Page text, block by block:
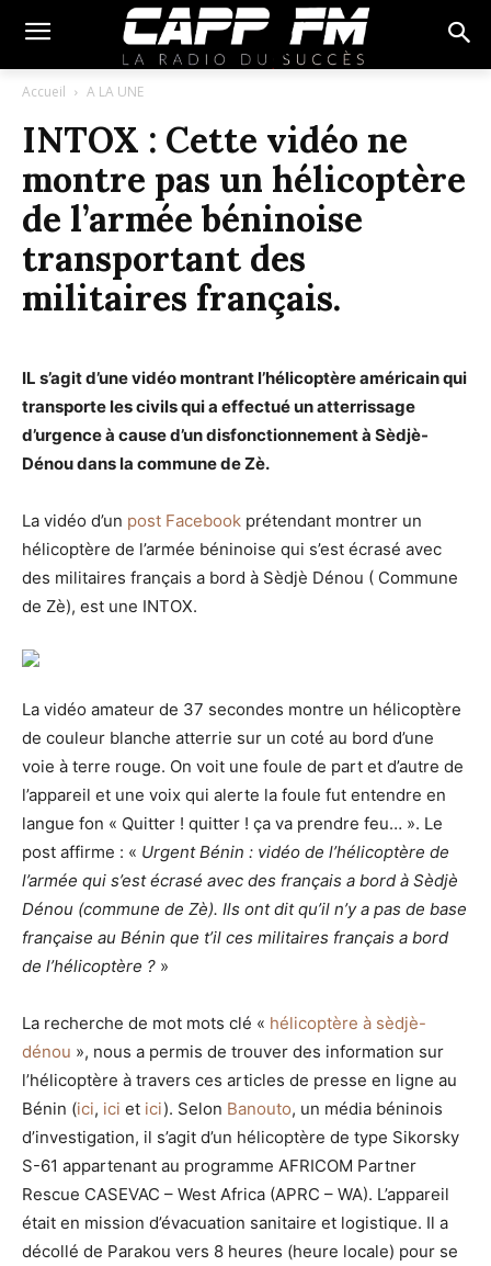
Accueil A LA UNE
INTOX : Cette vidéo ne
montre pas un hélicoptère
de l’armée béninoise
transportant des
militaires français.
IL s’agit d’une vidéo montrant l’hélicoptère américain qui
transporte les civils qui a effectué un atterrissage
d’urgence à cause d’un disfonctionnement à Sèdjè-
Dénou dans la commune de Zè.
La vidéo d’un post Facebook prétendant montrer un
hélicoptère de l’armée béninoise qui s’est écrasé avec
des militaires français a bord à Sèdjè Dénou ( Commune
de Zè), est une INTOX.
La vidéo amateur de 37 secondes montre un hélicoptère
de couleur blanche atterrie sur un coté au bord d’une
voie à terre rouge. On voit une foule de part et d’autre de
l’appareil et une voix qui alerte la foule fut entendre en
langue fon « Quitter ! quitter ! ça va prendre feu… ». Le
post affirme : « Urgent Bénin : vidéo de l’hélicoptère de
l’armée qui s’est écrasé avec des français a bord à Sèdjè
Dénou (commune de Zè). Ils ont dit qu’il n’y a pas de base
française au Bénin que t’il ces militaires français a bord
de l’hélicoptère ? »
La recherche de mot mots clé « hélicoptère à sèdjè-
dénou », nous a permis de trouver des information sur
l’hélicoptère à travers ces articles de presse en ligne au
Bénin (ici, ici et ici). Selon Banouto, un média béninois
d’investigation, il s’agit d’un hélicoptère de type Sikorsky
S-61 appartenant au programme AFRICOM Partner
Rescue CASEVAC – West Africa (APRC – WA). L’appareil
était en mission d’évacuation sanitaire et logistique. Il a
décollé de Parakou vers 8 heures (heure locale) pour se